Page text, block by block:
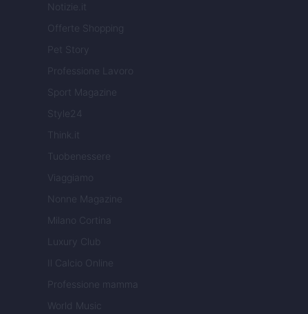
Notizie.it
Offerte Shopping
Pet Story
Professione Lavoro
Sport Magazine
Style24
Think.it
Tuobenessere
Viaggiamo
Nonne Magazine
Milano Cortina
Luxury Club
Il Calcio Online
Professione mamma
World Music